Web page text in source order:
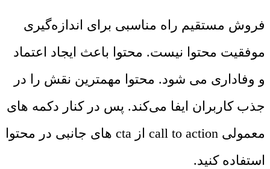
فروش مستقیم راه مناسبی برای اندازه‌گیری
موفقیت محتوا نیست. محتوا باعث ایجاد اعتماد
و وفاداری می شود. محتوا مهمترین نقش را در
جذب کاربران ایفا می‌کند. پس در کنار دکمه های
معمولی call to action از cta های جانبی در محتوا
استفاده کنید.